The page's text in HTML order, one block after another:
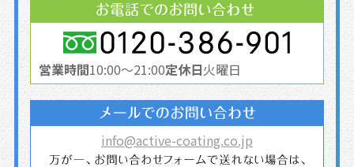
営業時間10:00～21:00定休日火曜日
info@active-coating.co.jp